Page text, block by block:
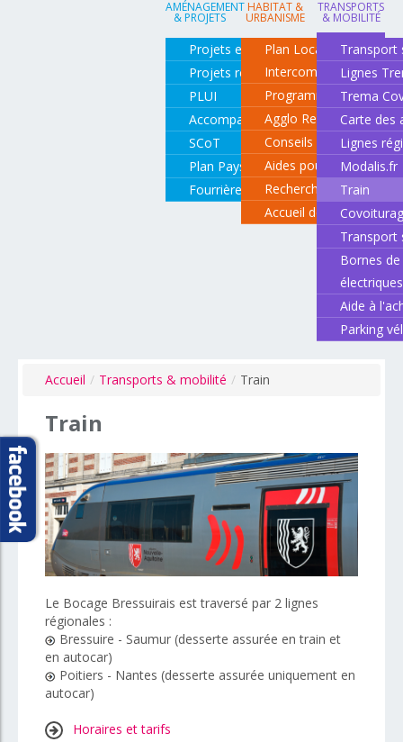
AMÉNAGEMENT
& PROJETS
Projets en cours
Projets réalisés
PLUI
Accompagnement de projets
SCoT
Plan Paysage
Fourrière animale
HABITAT &
URBANISME
Plan Local d'Urbanisme
Intercommunal
Programme local de
Agglo Renov
Conseils pour rénover
Aides pour rénover
Recherche d'un
Accueil des gens du
TRANSPORTS
& MOBILITÉ
Transport
Lignes
Trema
Carte des
Lignes
Modalis.fr
Train
Transport
Bornes
électriques
Aide à
Parking
Accueil / Transports & mobilité / Train
Train
Le Bocage Bressuirais est traversé par 2 lignes
régionales :
Bressuire - Saumur (desserte assurée en train et
en autocar)
Poitiers - Nantes (desserte assurée uniquement en
autocar)
Horaires et tarifs